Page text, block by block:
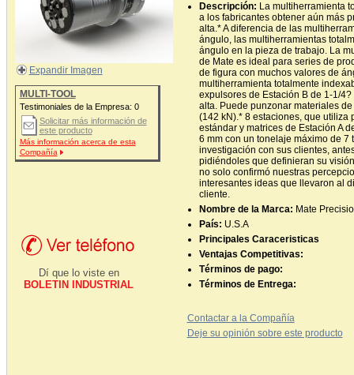
Expandir Imagen
MULTI-TOOL
Testimoniales de la Empresa: 0
Solicitar más información de
este producto
Más información acerca de esta
Compañía
Dí que lo viste en
BOLETIN INDUSTRIAL
Descripción: La multiherramienta
a los fabricantes obtener aún más
alta.* A diferencia de las
ángulo, las multiherramientas
ángulo en la pieza de trabajo. La
de Mate es ideal para series de
de figura con muchos valores de
multiherramienta totalmente
expulsores de Estación B de 1-1/
alta. Puede punzonar materiales
(142 kN).* 8 estaciones, que utiliza
estándar y matrices de Estación A
6 mm con un tonelaje máximo de
investigación con sus clientes,
pidiéndoles que definieran su
no solo confirmó nuestras
interesantes ideas que llevaron al
cliente.
Nombre de la Marca: Mate
País: U.S.A
Principales Caraceristicas
Ventajas Competitivas:
Términos de pago:
Términos de Entrega:
Contactar a la Compañía
Deje su opinión sobre este producto